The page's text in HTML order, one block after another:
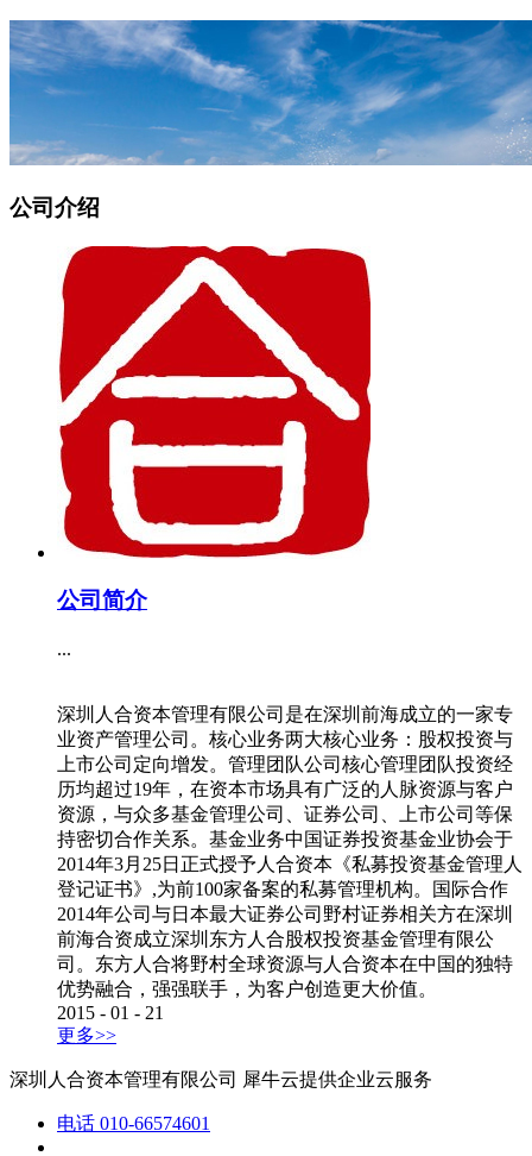
公司介绍
公司简介
...
深圳人合资本管理有限公司是在深圳前海成立的一家专
业资产管理公司。核心业务两大核心业务：股权投资与
上市公司定向增发。管理团队公司核心管理团队投资经
历均超过19年，在资本市场具有广泛的人脉资源与客户
资源，与众多基金管理公司、证券公司、上市公司等保
持密切合作关系。基金业务中国证券投资基金业协会于
2014年3月25日正式授予人合资本《私募投资基金管理人
登记证书》,为前100家备案的私募管理机构。国际合作
2014年公司与日本最大证券公司野村证券相关方在深圳
前海合资成立深圳东方人合股权投资基金管理有限公
司。东方人合将野村全球资源与人合资本在中国的独特
优势融合，强强联手，为客户创造更大价值。
2015 - 01 - 21
更多>>
深圳人合资本管理有限公司 犀牛云提供企业云服务
电话 010-66574601